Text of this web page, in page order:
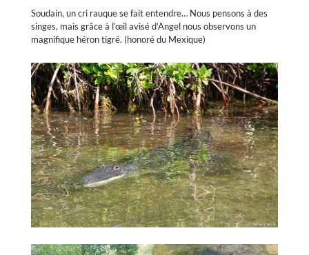
Soudain, un cri rauque se fait entendre… Nous pensons à des
singes, mais grâce à l’œil avisé d’Angel nous observons un
magnifique héron tigré. (honoré du Mexique)